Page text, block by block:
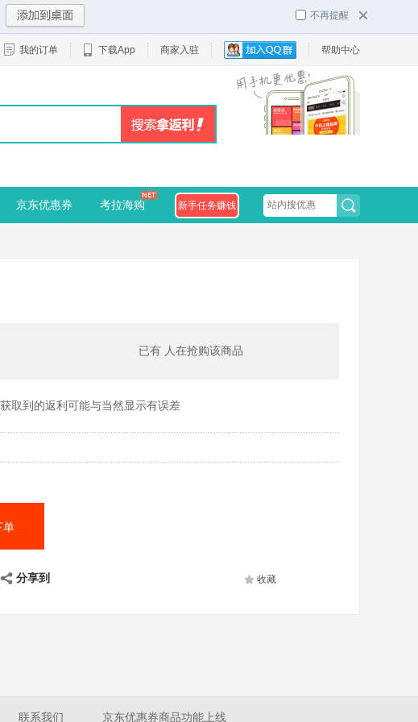
不再提醒
我的订单 下载App 商家入驻 帮助中心
京东优惠券 考拉海购 新手任务赚钱
已有 人在抢购该商品
取到的返利可能与当然显示有误差
单
分享到 收藏
联系我们 京东优惠券商品功能上线